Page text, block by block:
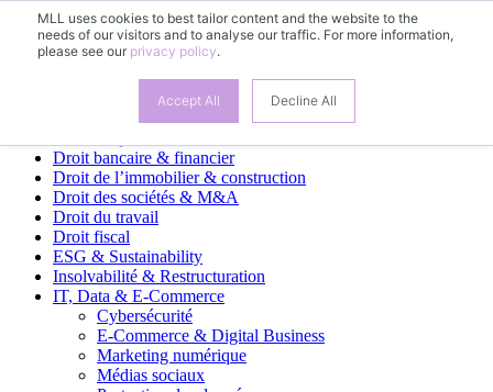
MLL uses cookies to best tailor content and the website to the
needs of our visitors and to analyse our traffic. For more information,
please see our privacy policy.
Accept All Decline All
Droit bancaire & financier
Droit de l’immobilier & construction
Droit des sociétés & M&A
Droit du travail
Droit fiscal
ESG & Sustainability
Insolvabilité & Restructuration
IT, Data & E-Commerce
Cybersécurité
E-Commerce & Digital Business
Marketing numérique
Médias sociaux